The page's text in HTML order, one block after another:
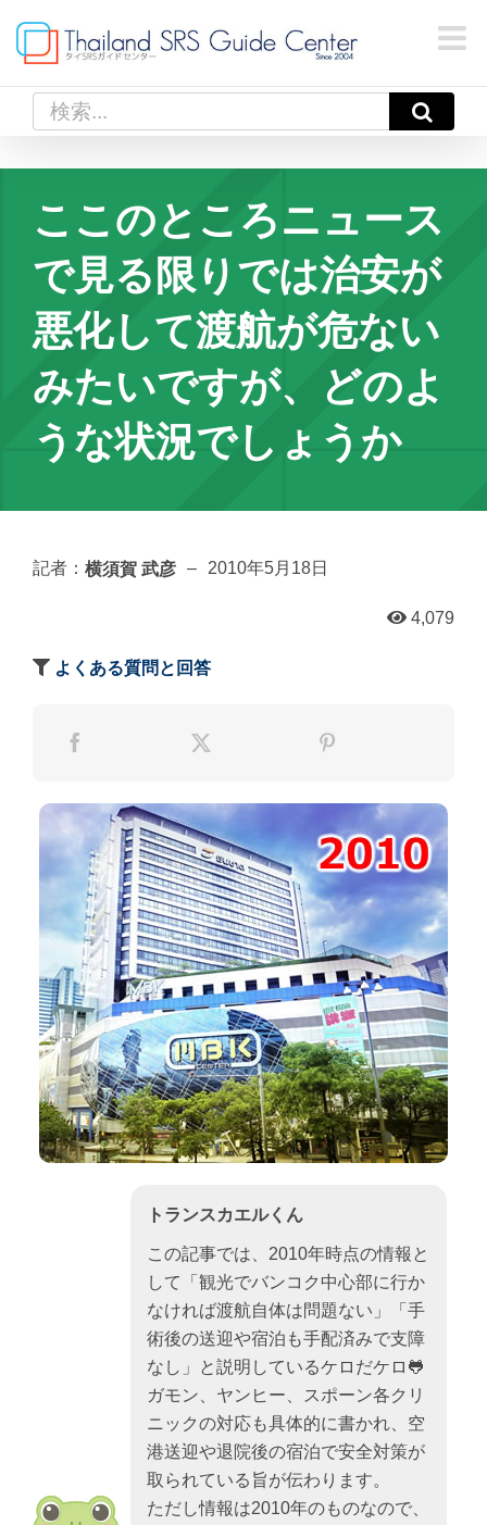
content
索
ここのところニュース
で見る限りでは治安が
悪化して渡航が危ない
みたいですが、どのよ
うな状況でしょうか
記者： 横須賀 武彦 – 2010年5月18日
4,079
よくある質問と回答
トランスカエルくん
この記事では、2010年時点の情報と
して「観光でバンコク中心部に行か
なければ渡航自体は問題ない」「手
術後の送迎や宿泊も手配済みで支障
なし」と説明しているケロだケロ🐸
ガモン、ヤンヒー、スポーン各クリ
ニックの対応も具体的に書かれ、空
港送迎や退院後の宿泊で安全対策が
取られている旨が伝わります。
ただし情報は2010年のものなので、